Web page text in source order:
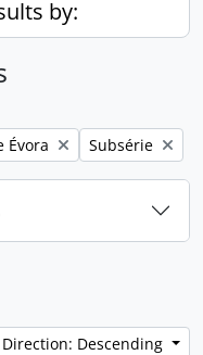
by:
Évora Remove filter:
Subsérie
Direction: Descending